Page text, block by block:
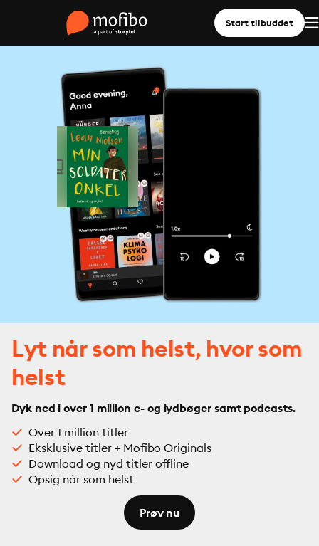
Start tilbuddet
Lyt når som helst, hvor som
helst
Dyk ned i over 1 million e- og lydbøger samt podcasts.
Over 1 million titler
Eksklusive titler + Mofibo Originals
Download og nyd titler offline
Opsig når som helst
Prøv nu